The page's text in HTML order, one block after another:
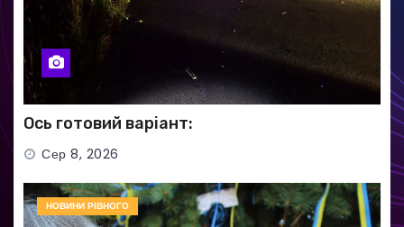
Ось готовий варіант:
Сер 8, 2026
НОВИНИ РІВНОГО